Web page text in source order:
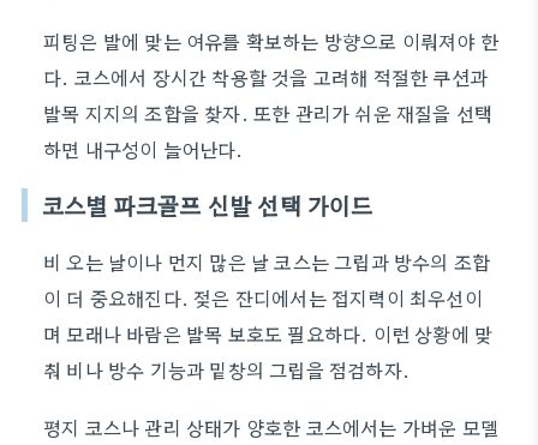
피팅은 발에 맞는 여유를 확보하는 방향으로 이뤄져야 한
다. 코스에서 장시간 착용할 것을 고려해 적절한 쿠션과
발목 지지의 조합을 찾자. 또한 관리가 쉬운 재질을 선택
하면 내구성이 늘어난다.
코스별 파크골프 신발 선택 가이드
비 오는 날이나 먼지 많은 날 코스는 그립과 방수의 조합
이 더 중요해진다. 젖은 잔디에서는 접지력이 최우선이
며 모래나 바람은 발목 보호도 필요하다. 이런 상황에 맞
춰 비나 방수 기능과 밑창의 그립을 점검하자.
평지 코스나 관리 상태가 양호한 코스에서는 가벼운 모델